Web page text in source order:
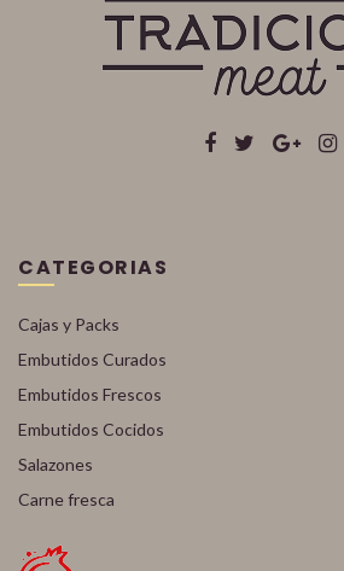
CATEGORIAS
Cajas y Packs
Embutidos Curados
Embutidos Frescos
Embutidos Cocidos
Salazones
Carne fresca